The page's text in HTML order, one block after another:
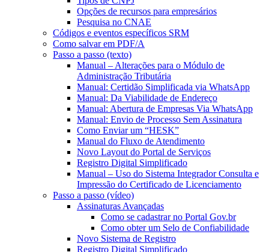
Opções de recursos para empresários
Pesquisa no CNAE
Códigos e eventos específicos SRM
Como salvar em PDF/A
Passo a passo (texto)
Manual – Alterações para o Módulo de
Administração Tributária
Manual: Certidão Simplificada via WhatsApp
Manual: Da Viabilidade de Endereço
Manual: Abertura de Empresas Via WhatsApp
Manual: Envio de Processo Sem Assinatura
Como Enviar um “HESK”
Manual do Fluxo de Atendimento
Novo Layout do Portal de Serviços
Registro Digital Simplificado
Manual – Uso do Sistema Integrador Consulta e
Impressão do Certificado de Licenciamento
Passo a passo (vídeo)
Assinaturas Avançadas
Como se cadastrar no Portal Gov.br
Como obter um Selo de Confiabilidade
Novo Sistema de Registro
Registro Digital Simplificado